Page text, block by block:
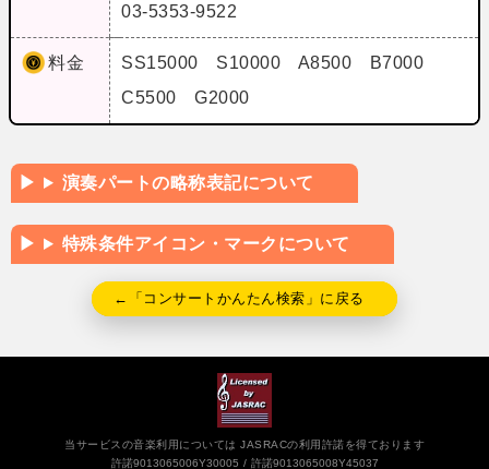
03-5353-9522
料金
SS15000 S10000 A8500 B7000
C5500 G2000
演奏パートの略称表記について
特殊条件アイコン・マークについて
←「コンサートかんたん検索」に戻る
当サービスの音楽利用については JASRACの利用許諾を得ております
許諾9013065006Y30005
許諾9013065008Y45037